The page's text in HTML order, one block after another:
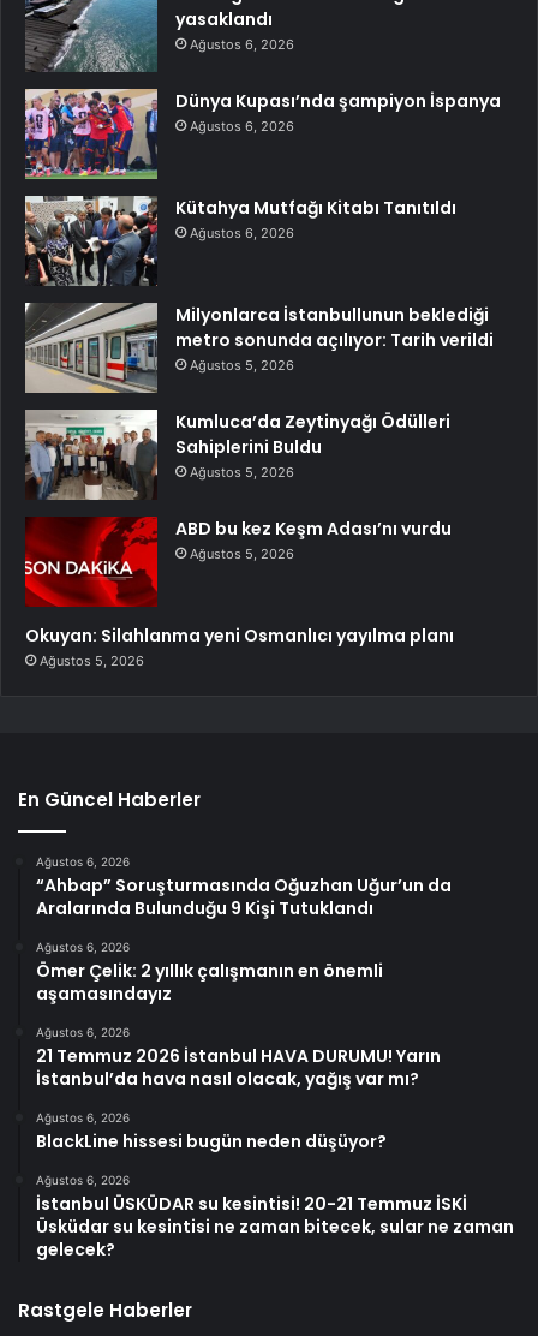
yasaklandı
Ağustos 6, 2026
Dünya Kupası’nda şampiyon İspanya
Ağustos 6, 2026
Kütahya Mutfağı Kitabı Tanıtıldı
Ağustos 6, 2026
Milyonlarca İstanbullunun beklediği
metro sonunda açılıyor: Tarih verildi
Ağustos 5, 2026
Kumluca’da Zeytinyağı Ödülleri
Sahiplerini Buldu
Ağustos 5, 2026
ABD bu kez Keşm Adası’nı vurdu
Ağustos 5, 2026
Okuyan: Silahlanma yeni Osmanlıcı yayılma planı
Ağustos 5, 2026
En Güncel Haberler
Ağustos 6, 2026
“Ahbap” Soruşturmasında Oğuzhan Uğur’un da
Aralarında Bulunduğu 9 Kişi Tutuklandı
Ağustos 6, 2026
Ömer Çelik: 2 yıllık çalışmanın en önemli
aşamasındayız
Ağustos 6, 2026
21 Temmuz 2026 İstanbul HAVA DURUMU! Yarın
İstanbul’da hava nasıl olacak, yağış var mı?
Ağustos 6, 2026
BlackLine hissesi bugün neden düşüyor?
Ağustos 6, 2026
İstanbul ÜSKÜDAR su kesintisi! 20-21 Temmuz İSKİ
Üsküdar su kesintisi ne zaman bitecek, sular ne zaman
gelecek?
Rastgele Haberler